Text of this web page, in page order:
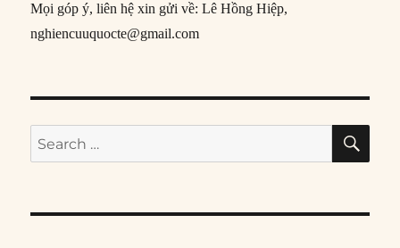
Mọi góp ý, liên hệ xin gửi về: Lê Hồng Hiệp,
nghiencuuquocte@gmail.com
Search
for: